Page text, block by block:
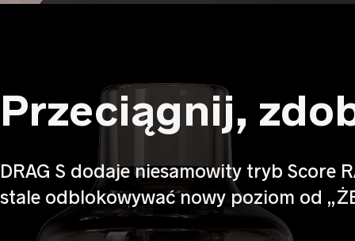
Przeciągnij,
DRAG S dodaje niesamowity tryb Score
stale odblokowywać nowy poziom od